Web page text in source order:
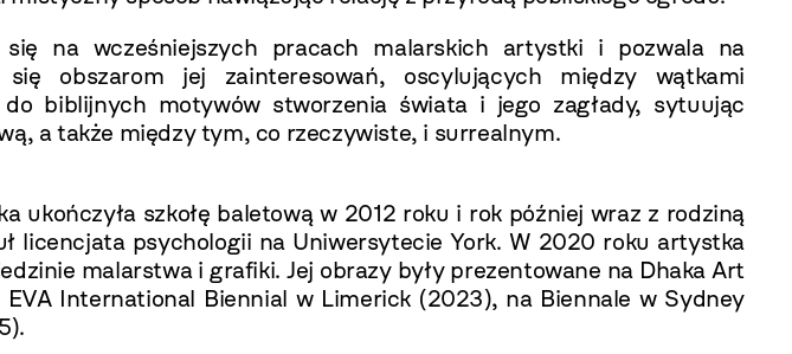
na wcześniejszych pracach malarskich artystki i pozwala na
obszarom jej zainteresowań, oscylujących między wątkami
biblijnych motywów stworzenia świata i jego zagłady, sytuując
a także między tym, co rzeczywiste, i surrealnym.
ukończyła szkołę baletową w 2012 roku i rok później wraz z rodziną
licencjata psychologii na Uniwersytecie York. W 2020 roku artystka
malarstwa i grafiki. Jej obrazy były prezentowane na Dhaka Art
International Biennial w Limerick (2023), na Biennale w Sydney